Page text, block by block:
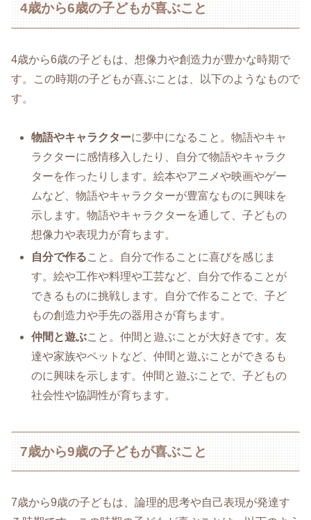
4歳から6歳の子どもが喜ぶこと
4歳から6歳の子どもは、想像力や創造力が豊かな時期で
す。この時期の子どもが喜ぶことは、以下のようなもので
す。
物語やキャラクターに夢中になること。物語やキャ
ラクターに感情移入したり、自分で物語やキャラク
ターを作ったりします。絵本やアニメや映画やゲー
ムなど、物語やキャラクターが豊富なものに興味を
示します。物語やキャラクターを通して、子どもの
想像力や表現力が育ちます。
自分で作ること。自分で作ることに喜びを感じま
す。絵や工作や料理や工芸など、自分で作ることが
できるものに挑戦します。自分で作ることで、子ど
もの創造力や手先の器用さが育ちます。
仲間と遊ぶこと。仲間と遊ぶことが大好きです。友
達や家族やペットなど、仲間と遊ぶことができるも
のに興味を示します。仲間と遊ぶことで、子どもの
社会性や協調性が育ちます。
7歳から9歳の子どもが喜ぶこと
7歳から9歳の子どもは、論理的思考や自己表現が発達す